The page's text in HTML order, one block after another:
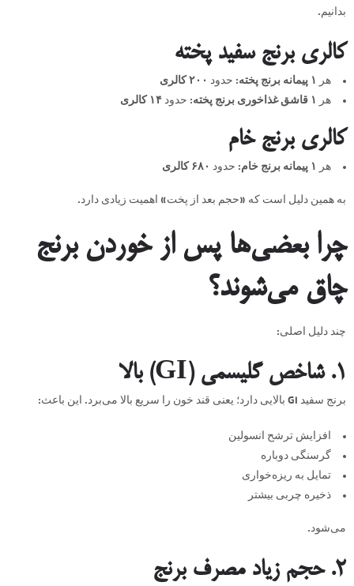
بدانیم.
کالری برنج سفید پخته
هر ۱ پیمانه برنج پخته : حدود ۲۰۰ کالری
هر
۱ قاشق غذاخوری برنج پخته : حدود ۱۴ کالری
کالری برنج خام
هر ۱ پیمانه برنج خام : حدود ۶۸۰ کالری
به همین دلیل است که «حجم بعد از پخت» اهمیت زیادی دارد.
چرا بعضی‌ها پس از خوردن برنج
چاق می‌شوند؟
چند دلیل اصلی:
۱. شاخص گلیسمی (GI) بالا
برنج سفید GI بالایی دارد؛ یعنی قند خون را سریع بالا می‌برد. این باعث:
افزایش ترشح انسولین
گرسنگی دوباره
تمایل به ریزه‌خواری
ذخیره چربی بیشتر
می‌شود.
۲. حجم زیاد مصرف برنج